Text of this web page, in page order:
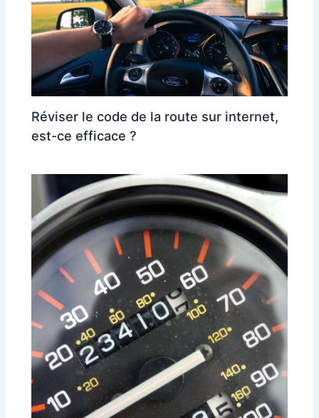
Réviser le code de la route sur internet,
est-ce efficace ?